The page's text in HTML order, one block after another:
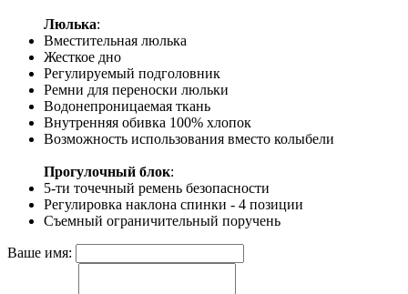
Люлька:
Вместительная люлька
Жесткое дно
Регулируемый подголовник
Ремни для переноски люльки
Водонепроницаемая ткань
Внутренняя обивка 100% хлопок
Возможность использования вместо колыбели
Прогулочный блок:
5-ти точечный ремень безопасности
Регулировка наклона спинки - 4 позиции
Съемный ограничительный поручень
Ваше имя: